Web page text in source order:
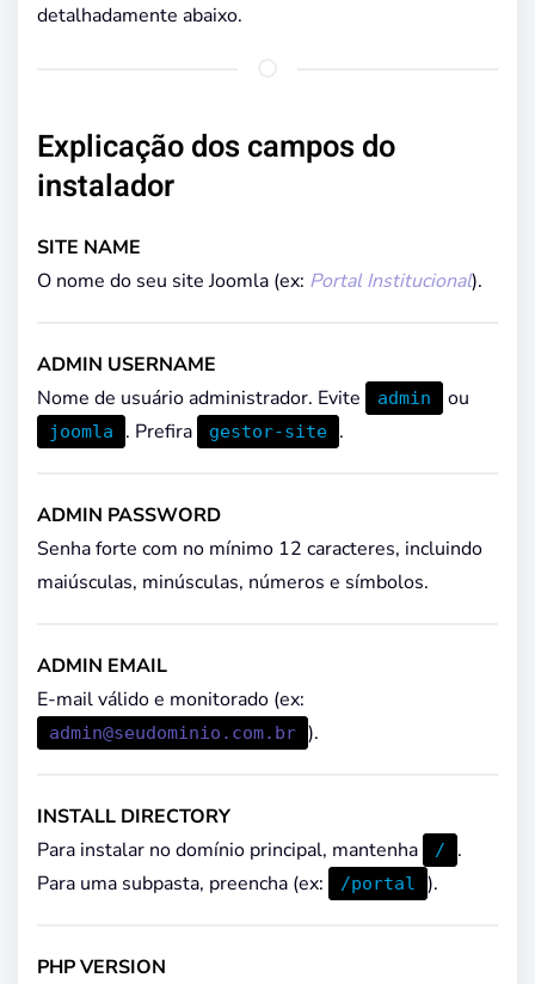
detalhadamente abaixo.
Explicação dos campos do
instalador
SITE NAME
O nome do seu site Joomla (ex: Portal Institucional).
ADMIN USERNAME
Nome de usuário administrador. Evite
admin ou
joomla . Prefira gestor-site .
ADMIN PASSWORD
Senha forte com no mínimo 12 caracteres, incluindo
maiúsculas, minúsculas, números e símbolos.
ADMIN EMAIL
E-mail válido e monitorado (ex:
admin@seudominio.com.br ).
INSTALL DIRECTORY
Para instalar no domínio principal, mantenha
/
.
Para uma subpasta, preencha (ex:
/portal ).
PHP VERSION